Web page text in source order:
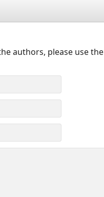
authors, please use